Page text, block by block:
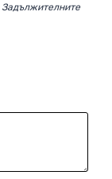
Задължителните